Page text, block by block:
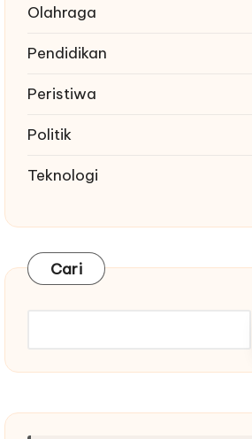
Olahraga
Pendidikan
Peristiwa
Politik
Teknologi
Cari